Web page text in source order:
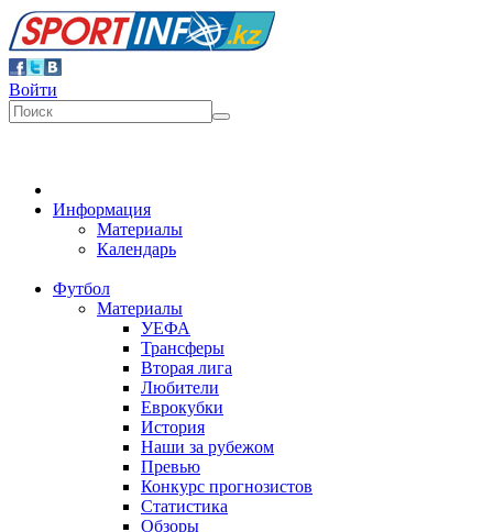
Войти
Информация
Материалы
Календарь
Футбол
Материалы
УЕФА
Трансферы
Вторая лига
Любители
Еврокубки
История
Наши за рубежом
Превью
Конкурс прогнозистов
Статистика
Обзоры